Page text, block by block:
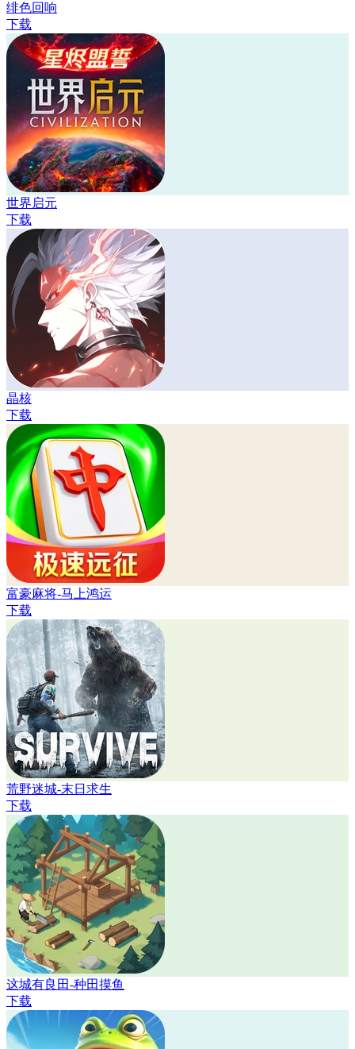
绯色回响
下载
世界启元
下载
晶核
下载
富豪麻将-马上鸿运
下载
荒野迷城-末日求生
下载
这城有良田-种田摸鱼
下载